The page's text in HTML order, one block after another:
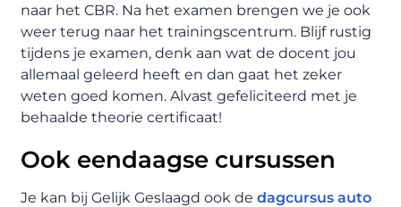
naar het CBR. Na het examen brengen we je ook
weer terug naar het trainingscentrum. Blijf rustig
tijdens je examen, denk aan wat de docent jou
allemaal geleerd heeft en dan gaat het zeker
weten goed komen. Alvast gefeliciteerd met je
behaalde theorie certificaat!
Ook eendaagse cursussen
Je kan bij Gelijk Geslaagd ook dedagcursus auto